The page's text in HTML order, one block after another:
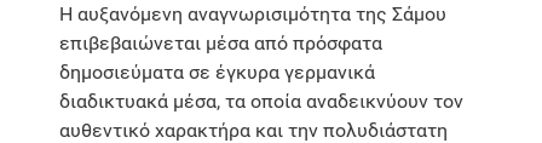
Η αυξανόμενη αναγνωρισιμότητα της Σάμου
επιβεβαιώνεται μέσα από πρόσφατα
δημοσιεύματα σε έγκυρα γερμανικά
διαδικτυακά μέσα, τα οποία αναδεικνύουν τον
αυθεντικό χαρακτήρα και την πολυδιάστατη